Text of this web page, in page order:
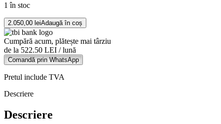
1 în stoc
Cantitate
Brățară
din
aur
alb
de
14K
2.050,00 leiAdaugă în coș
Cumpără acum, plătește mai târziu
de la 522.50 LEI / lună
Comandă prin WhatsApp
Pretul include TVA
Descriere
Descriere